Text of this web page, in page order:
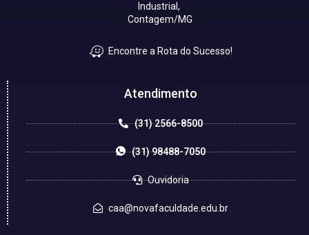
Industrial,
Contagem/MG
Encontre a Rota do Sucesso!
Atendimento
(31) 2566-8500
(31) 98488-7050
Ouvidoria
caa@novafaculdade.edu.br